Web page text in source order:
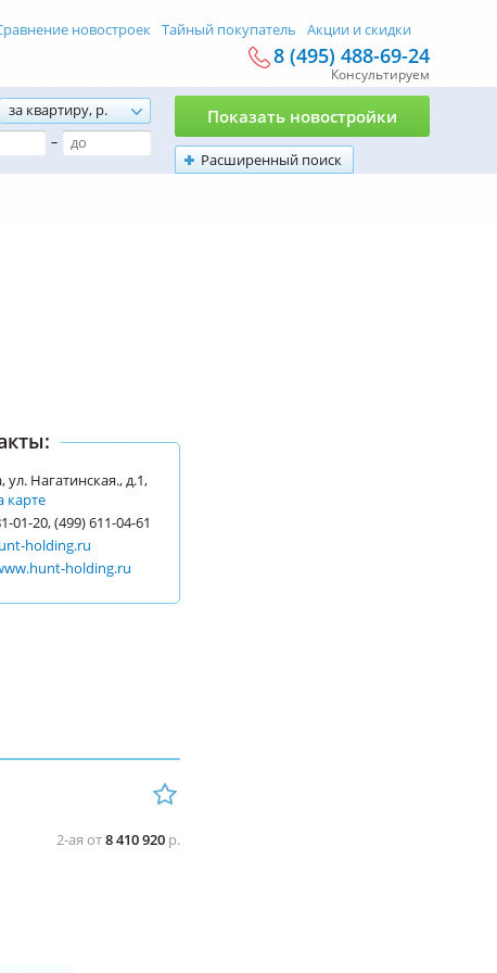
новостроек Тайный покупатель Акции и скидки
8 (495) 488-69-24
Консультируем
за квартиру, р.
–
Расширенный поиск
Показать новостройки
ул. Нагатинская., д.1,
карте
01-20, (499) 611-04-61
holding.ru
holding.ru
2-ая от8 410 920 р.